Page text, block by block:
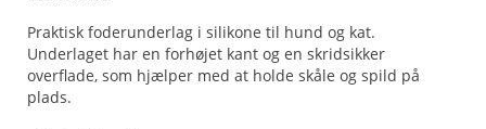
Praktisk foderunderlag i silikone til hund og kat.
Underlaget har en forhøjet kant og en skridsikker
overflade, som hjælper med at holde skåle og spild på
plads.